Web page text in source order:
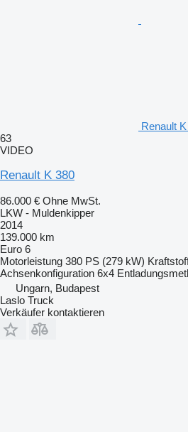
Renault
63
VIDEO
Renault K 380
86.000 € Ohne MwSt.
LKW - Muldenkipper
2014
139.000 km
Euro 6
Motorleistung 380 PS (279 kW)
Achsenkonfiguration 6x4
Ungarn, Budapest
Laslo Truck
Verkäufer kontaktieren